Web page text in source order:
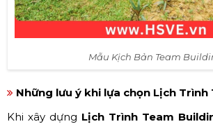
Mẫu Kịch Bản Team
Những lưu ý khi lựa chọn Lịch Trình
Khi xây dựng Lịch Trình Team